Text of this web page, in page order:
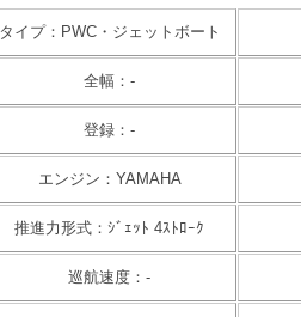
タイプ：PWC・ジェットボート
全幅：-
登録：-
エンジン：YAMAHA
推進力形式：ｼﾞｪｯﾄ 4ｽﾄﾛｰｸ
巡航速度：-